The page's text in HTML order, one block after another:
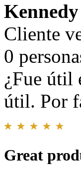
Kennedy
Cliente
0
¿Fue útil
útil. Por
Great